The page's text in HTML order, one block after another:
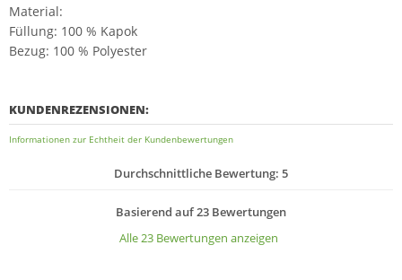
Material:
Füllung: 100 % Kapok
Bezug: 100 % Polyester
KUNDENREZENSIONEN:
Informationen zur Echtheit der Kundenbewertungen
Durchschnittliche Bewertung: 5
Basierend auf 23 Bewertungen
Alle 23 Bewertungen anzeigen